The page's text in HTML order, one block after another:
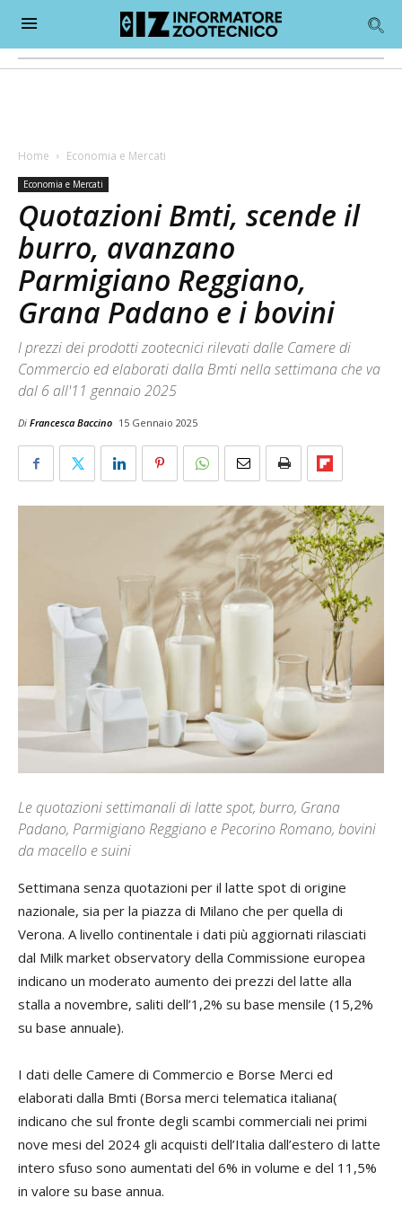
Home Economia e Mercati
Economia e Mercati
Quotazioni Bmti, scende il
burro, avanzano
Parmigiano Reggiano,
Grana Padano e i bovini
I prezzi dei prodotti zootecnici rilevati dalle Camere di
Commercio ed elaborati dalla Bmti nella settimana che va
dal 6 all'11 gennaio 2025
Di Francesca Baccino 15 Gennaio 2025
Le quotazioni settimanali di latte spot, burro, Grana
Padano, Parmigiano Reggiano e Pecorino Romano, bovini
da macello e suini
Settimana senza quotazioni per il latte spot di origine
nazionale, sia per la piazza di Milano che per quella di
Verona. A livello continentale i dati più aggiornati rilasciati
dal Milk market observatory della Commissione europea
indicano un moderato aumento dei prezzi del latte alla
stalla a novembre, saliti dell’1,2% su base mensile (15,2%
su base annuale).
I dati delle Camere di Commercio e Borse Merci ed
elaborati dalla Bmti (Borsa merci telematica italiana(
indicano che sul fronte degli scambi commerciali nei primi
nove mesi del 2024 gli acquisti dell’Italia dall’estero di latte
intero sfuso sono aumentati del 6% in volume e del 11,5%
in valore su base annua.